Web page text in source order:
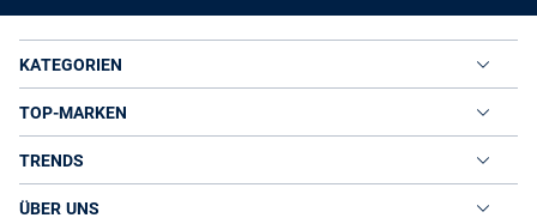
KATEGORIEN
TOP-MARKEN
TRENDS
ÜBER UNS